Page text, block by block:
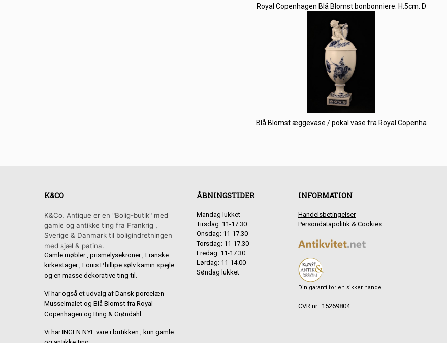
Royal Copenhagen Blå Blomst bonbonniere. H:5cm. D
Blå Blomst æggevase / pokal vase fra Royal Copenha
K&CO
K&Co. Antique er en "Bolig-butik" med
gamle og antikke ting fra Frankrig ,
Sverige & Danmark til boligindretningen
med sjæl & patina.
Gamle møbler , prismelysekroner , Franske
kirkestager , Louis Phillipe sølv kamin spejle
og en masse dekorative ting til.
Vi har også et udvalg af Dansk porcelæn
Musselmalet og Blå Blomst fra Royal
Copenhagen og Bing & Grøndahl.
Vi har INGEN NYE vare i butikken , kun gamle
ÅBNINGSTIDER
Mandag lukket
Tirsdag: 11-17.30
Onsdag: 11-17.30
Torsdag: 11-17.30
Fredag: 11-17.30
Lørdag: 11-14.00
Søndag lukket
INFORMATION
Handelsbetingelser
Persondatapolitik & Cookies
Din garanti for en sikker handel
CVR.nr.: 15269804